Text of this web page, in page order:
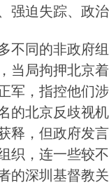
强迫失踪、政治
不同的非政府
当局拘押北京
军，指控他们
的北京反歧视
释，但政府发
织，连一些较
的深圳基督教